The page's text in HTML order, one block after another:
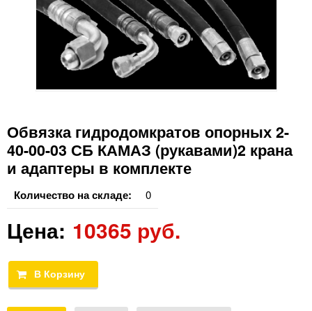
Обвязка гидродомкратов опорных 2-
40-00-03 СБ КАМАЗ (рукавами)2 крана
и адаптеры в комплекте
Количество на складе: 0
Цена: 10365 руб.